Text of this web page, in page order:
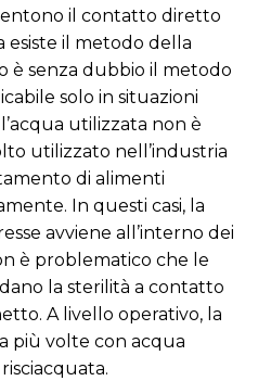
il contatto diretto
esiste il metodo della
è senza dubbio il metodo
solo in situazioni
utilizzata non è
utilizzato nell’industria
di alimenti
In questi casi, la
avviene all’interno dei
è problematico che le
la sterilità a contatto
A livello operativo, la
più volte con acqua